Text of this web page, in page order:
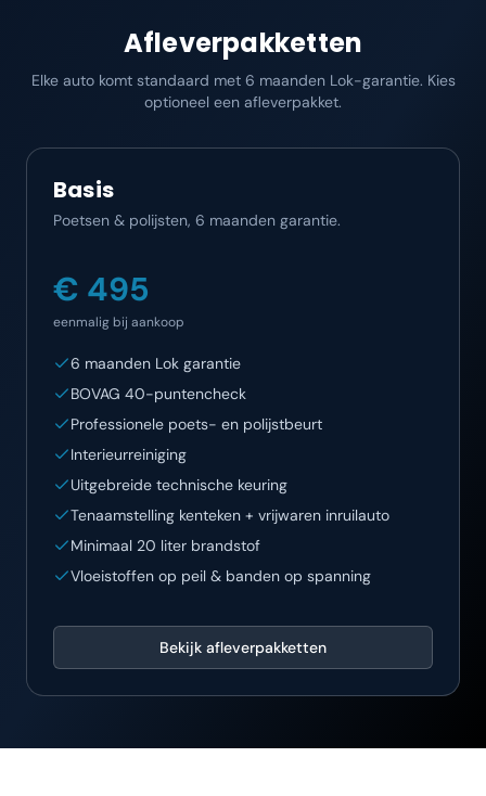
Afleverpakketten
Elke auto komt standaard met 6 maanden Lok-garantie. Kies
optioneel een afleverpakket.
Basis
Poetsen & polijsten, 6 maanden garantie.
€ 495
eenmalig bij aankoop
6 maanden Lok garantie
BOVAG 40-puntencheck
Professionele poets- en polijstbeurt
Interieurreiniging
Uitgebreide technische keuring
Tenaamstelling kenteken + vrijwaren inruilauto
Minimaal 20 liter brandstof
Vloeistoffen op peil & banden op spanning
Bekijk afleverpakketten